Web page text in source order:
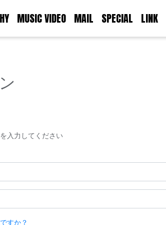
MUSIC VIDEO MAIL SPECIAL LINK
入力してください
すか？